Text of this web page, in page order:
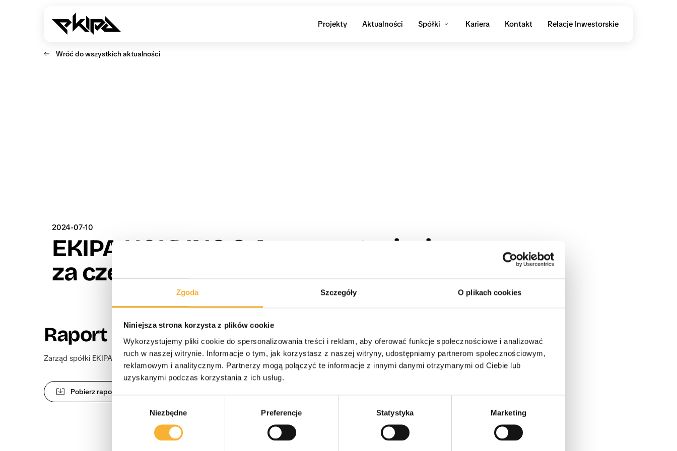
Zgoda Szczegóły O plikach cookies
Niniejsza strona korzysta z plików cookie
Wykorzystujemy pliki cookie do spersonalizowania treści i reklam, aby oferować funkcje społecznościowe i analizować
ruch w naszej witrynie. Informacje o tym, jak korzystasz z naszej witryny, udostępniamy partnerom społecznościowym,
reklamowym i analitycznym. Partnerzy mogą połączyć te informacje z innymi danymi otrzymanymi od Ciebie lub
uzyskanymi podczas korzystania z ich usług.
Wybór
Niezbędne Preferencje Statystyka Marketing
Projekty Aktualności Spółki Kariera Kontakt Relacje Inwestorskie
Wróć do wszystkich aktualności
2024-07-10
EKIPA HOLDING S.A. – raport miesięczny
za czerwiec 2024
Raport miesięczny
Zarząd spółki EKIPA Holding S.A. z siedzibą w Krakowie przekazuje do publicznej wiadomości raport miesięczny za czerwiec 2024 r.:
Pobierz raport miesięczny za czerwiec